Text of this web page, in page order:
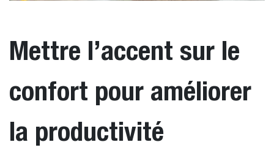
Mettre l’accent sur le
confort pour améliorer
la productivité